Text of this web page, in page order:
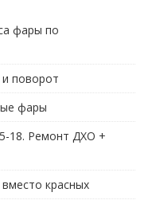
фары по
поворот
фары
18. Ремонт ДХО +
красных